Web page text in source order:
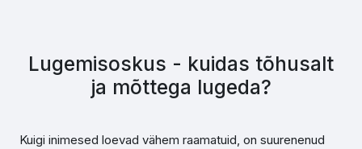
Lugemisoskus - kuidas tõhusalt
ja mõttega lugeda?
Kuigi inimesed loevad vähem raamatuid, on suurenenud